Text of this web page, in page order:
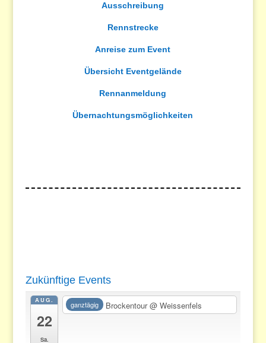
Ausschreibung
Rennstrecke
Anreise zum Event
Übersicht Eventgelände
Rennanmeldung
Übernachtungsmöglichkeiten
Zukünftige Events
AUG.
22
Sa.
ganztägig Brockentour@ Weissenfels